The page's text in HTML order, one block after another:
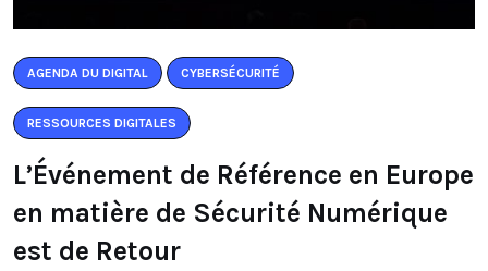
AGENDA DU DIGITAL CYBERSÉCURITÉ
RESSOURCES DIGITALES
L’Événement de Référence en Europe
en matière de Sécurité Numérique
est de Retour